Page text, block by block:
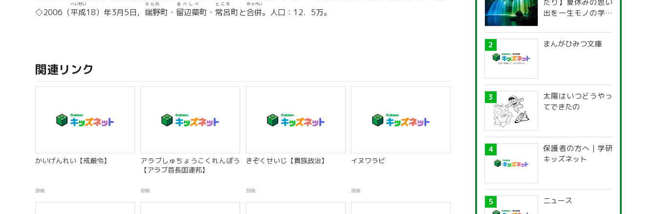
◇2006（平成
へいせい
18）年3月5日， 端野
たんの
町・ 留辺蘂
るべしべ
町・ 常呂
ところ
町と合併
がっぺい
。人口：12．5万。
関連リンク
かいげんれい【戒厳令】
辞典
アラブしゅちょうこくれんぽう
【アラブ首長国連邦】
辞典
きぞくせいじ【貴族政治】
辞典
イヌワラビ
辞典
たり】夏休みの思い
出を一生モノの学び
探究ガイド
まんがひみつ文庫
太陽はいつどうやっ
てできたの
保護者の方へ | 学研
キッズネット
ニュース